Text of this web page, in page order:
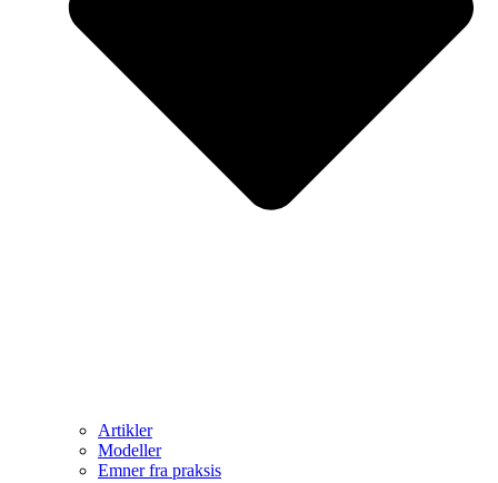
Artikler
Modeller
Emner fra praksis